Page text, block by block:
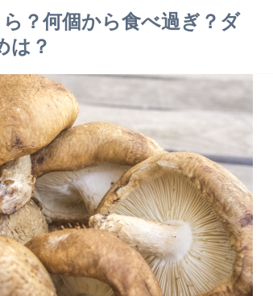
？何個から食べ過ぎ？ダ
は？